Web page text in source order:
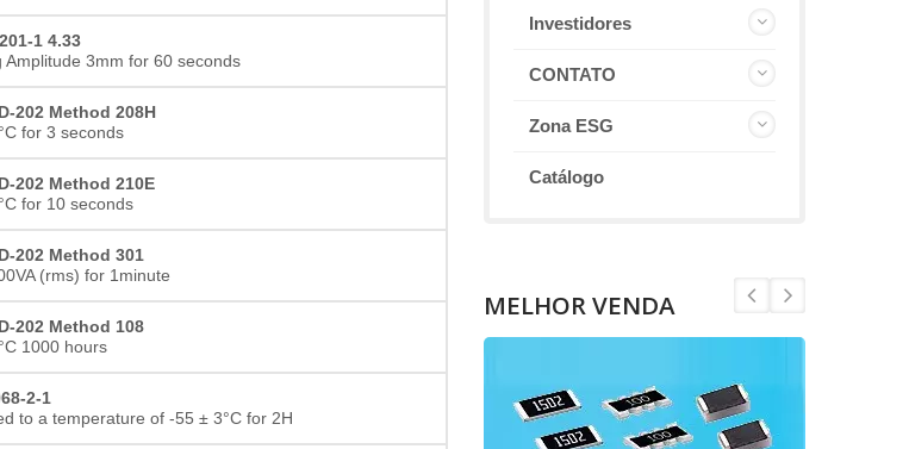
1 4.33
Amplitude 3mm for 60 seconds
202 Method 208H
for 3 seconds
202 Method 210E
for 10 seconds
202 Method 301
(rms) for 1minute
202 Method 108
1000 hours
2-1
to a temperature of -55 ± 3°C for 2H
Investidores
CONTATO
Zona ESG
Catálogo
MELHOR VENDA